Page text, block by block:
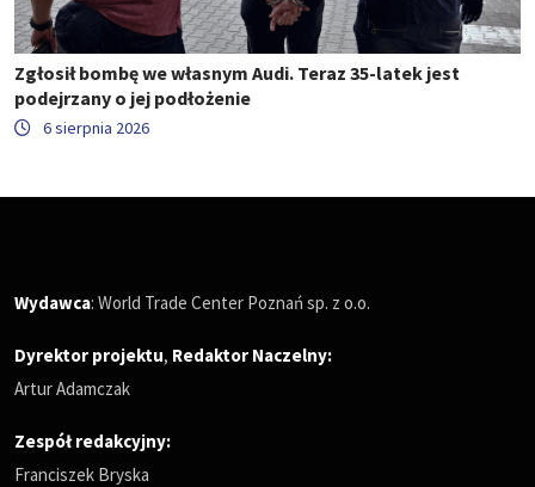
Zgłosił bombę we własnym Audi. Teraz 35-latek jest
podejrzany o jej podłożenie
6 sierpnia 2026
Wydawca: World Trade Center Poznań sp. z o.o.
Dyrektor projektu, Redaktor Naczelny:
Artur Adamczak
Zespół redakcyjny:
Franciszek Bryska